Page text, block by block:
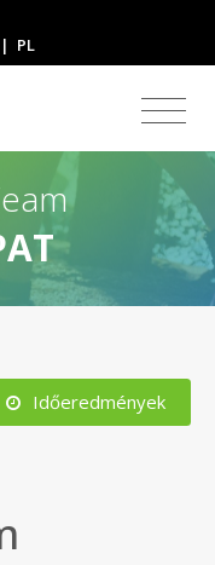
| PL
Időeredmények